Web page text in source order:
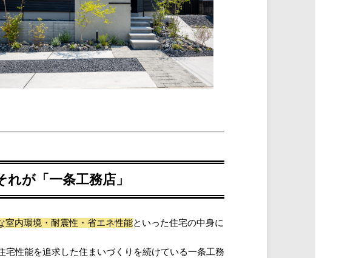
が「一条工務店」
室内環境・耐震性・省エネ性能といった住宅の中身に
性能を追求した住まいづくりを続けている一条工務